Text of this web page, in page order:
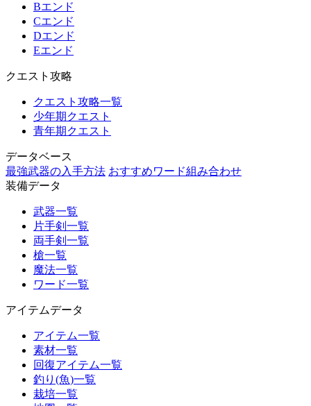
Bエンド
Cエンド
Dエンド
Eエンド
クエスト攻略
クエスト攻略一覧
少年期クエスト
青年期クエスト
データベース
最強武器の入手方法 おすすめワード組み合わせ
装備データ
武器一覧
片手剣一覧
両手剣一覧
槍一覧
魔法一覧
ワード一覧
アイテムデータ
アイテム一覧
素材一覧
回復アイテム一覧
釣り(魚)一覧
栽培一覧